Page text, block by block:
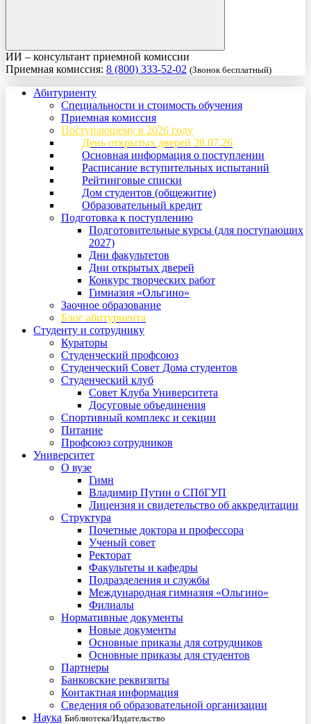
ИИ – консультант приемной комиссии
Приемная комиссия: 8 (800) 333-52-02 (Звонок бесплатный)
Абитуриенту
Специальности и стоимость обучения
Приемная комиссия
Поступающему в 2026 году
День открытых дверей 28.07.26
Основная информация о поступлении
Расписание вступительных испытаний
Рейтинговые списки
Дом студентов (общежитие)
Образовательный кредит
Подготовка к поступлению
Подготовительные курсы (для поступающих
2027)
Дни факультетов
Дни открытых дверей
Конкурс творческих работ
Гимназия «Ольгино»
Заочное образование
Блог абитуриента
Студенту и сотруднику
Кураторы
Студенческий профсоюз
Студенческий Совет Дома студентов
Студенческий клуб
Совет Клуба Университета
Досуговые объединения
Спортивный комплекс и секции
Питание
Профсоюз сотрудников
Университет
О вузе
Гимн
Владимир Путин о СПбГУП
Лицензия и свидетельство об аккредитации
Структура
Почетные доктора и профессора
Ученый совет
Ректорат
Факультеты и кафедры
Подразделения и службы
Международная гимназия «Ольгино»
Филиалы
Нормативные документы
Новые документы
Основные приказы для сотрудников
Основные приказы для студентов
Партнеры
Банковские реквизиты
Контактная информация
Сведения об образовательной организации
Наука Библиотека/Издательство